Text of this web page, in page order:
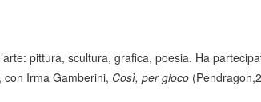
pittura, scultura, grafica, poesia. Ha
Irma Gamberini, Così, per gioco